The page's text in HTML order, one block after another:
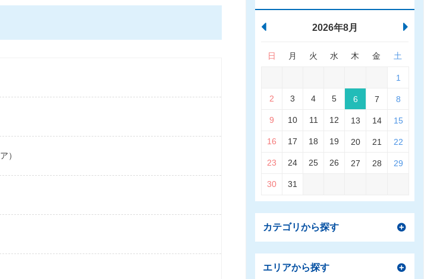
）
2026年8月
日 月 火 水 木 金 土
1
2 3 4 5 6 7 8
9 10 11 12 13 14 15
16 17 18 19 20 21 22
23 24 25 26 27 28 29
30 31
カテゴリから探す
エリアから探す